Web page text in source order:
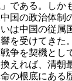
」である。しか
国の政治体制
いは中国の従属
を受けてきた
争を契機とし
えれば、清朝
の根底にある